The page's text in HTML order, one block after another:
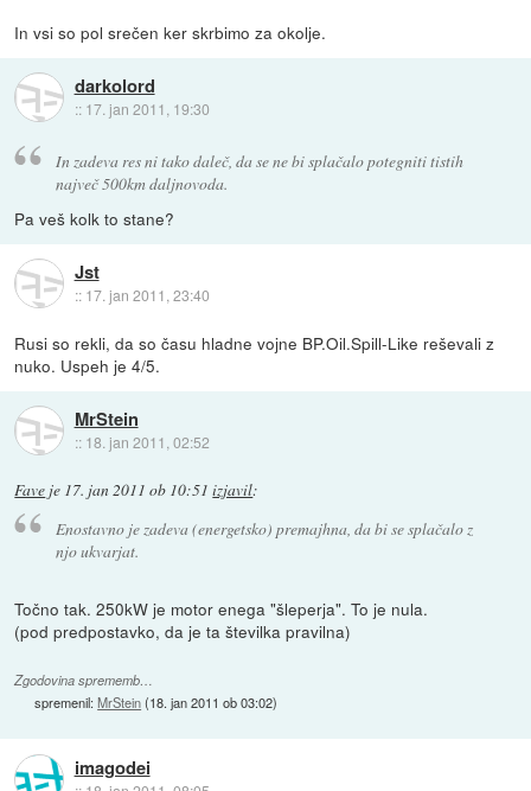
In vsi so pol srečen ker skrbimo za okolje.
darkolord
:: 17. jan 2011, 19:30
In zadeva res ni tako daleč, da se ne bi splačalo potegniti tistih
največ 500km daljnovoda.
Pa veš kolk to stane?
Jst
:: 17. jan 2011, 23:40
Rusi so rekli, da so času hladne vojne BP.Oil.Spill-Like reševali z
nuko. Uspeh je 4/5.
MrStein
:: 18. jan 2011, 02:52
Fave je 17. jan 2011 ob 10:51 izjavil:
Enostavno je zadeva (energetsko) premajhna, da bi se splačalo z
njo ukvarjat.
Točno tak. 250kW je motor enega "šleperja". To je nula.
(pod predpostavko, da je ta številka pravilna)
Zgodovina sprememb…
spremenil:MrStein(18. jan 2011 ob 03:02)
imagodei